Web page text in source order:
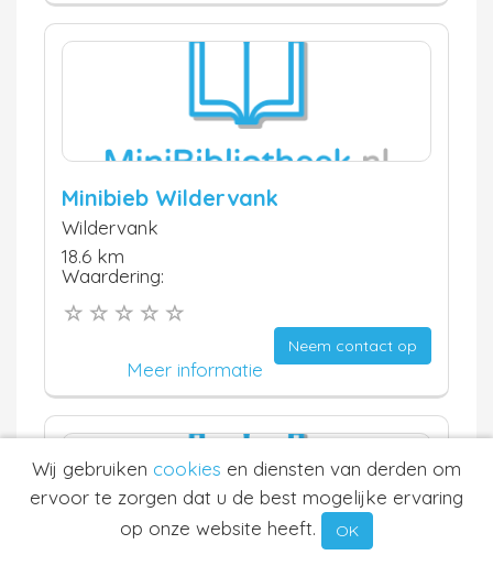
Minibieb Wildervank
Wildervank
18.6 km
Waardering:
Neem contact op
Meer informatie
Wij gebruiken cookies en diensten van derden om
ervoor te zorgen dat u de best mogelijke ervaring
op onze website heeft.
OK